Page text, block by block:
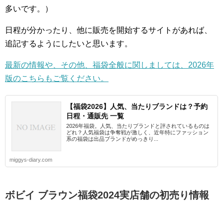
多いです。）
日程が分かったり、他に販売を開始するサイトがあれば、
追記するようにしたいと思います。
最新の情報や、その他、福袋全般に関しましては、2026年
版のこちらもご覧ください。
【福袋2026】人気、当たりブランドは？予約
日程・通販先 一覧
2026年福袋。人気、当たりブランドと評されているものは
どれ？人気福袋は争奪戦が激しく、近年特にファッション
系の福袋は出品ブランドがめっきり...
miggys-diary.com
ボビイ ブラウン福袋2024実店舗の初売り情報